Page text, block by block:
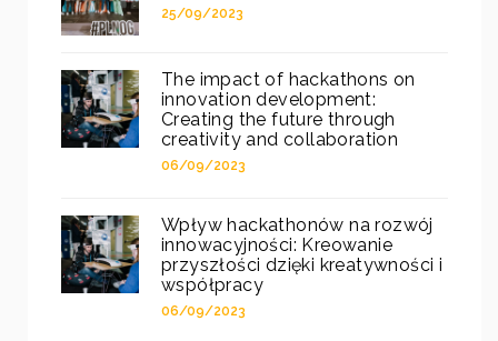
25/09/2023
The impact of hackathons on
innovation development:
Creating the future through
creativity and collaboration
06/09/2023
Wpływ hackathonów na rozwój
innowacyjności: Kreowanie
przyszłości dzięki kreatywności i
współpracy
06/09/2023